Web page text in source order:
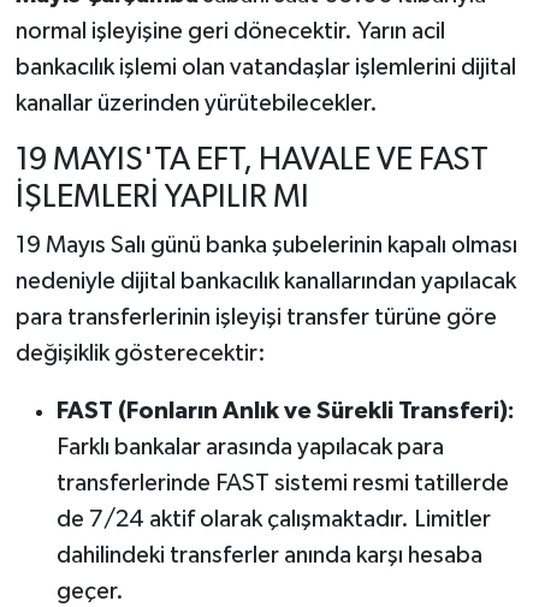
normal işleyişine geri dönecektir. Yarın acil
bankacılık işlemi olan vatandaşlar işlemlerini dijital
kanallar üzerinden yürütebilecekler.
19 MAYIS'TA EFT, HAVALE VE FAST
İŞLEMLERİ YAPILIR MI
19 Mayıs Salı günü banka şubelerinin kapalı olması
nedeniyle dijital bankacılık kanallarından yapılacak
para transferlerinin işleyişi transfer türüne göre
değişiklik gösterecektir:
FAST (Fonların Anlık ve Sürekli Transferi):
Farklı bankalar arasında yapılacak para
transferlerinde FAST sistemi resmi tatillerde
de 7/24 aktif olarak çalışmaktadır. Limitler
dahilindeki transferler anında karşı hesaba
geçer.